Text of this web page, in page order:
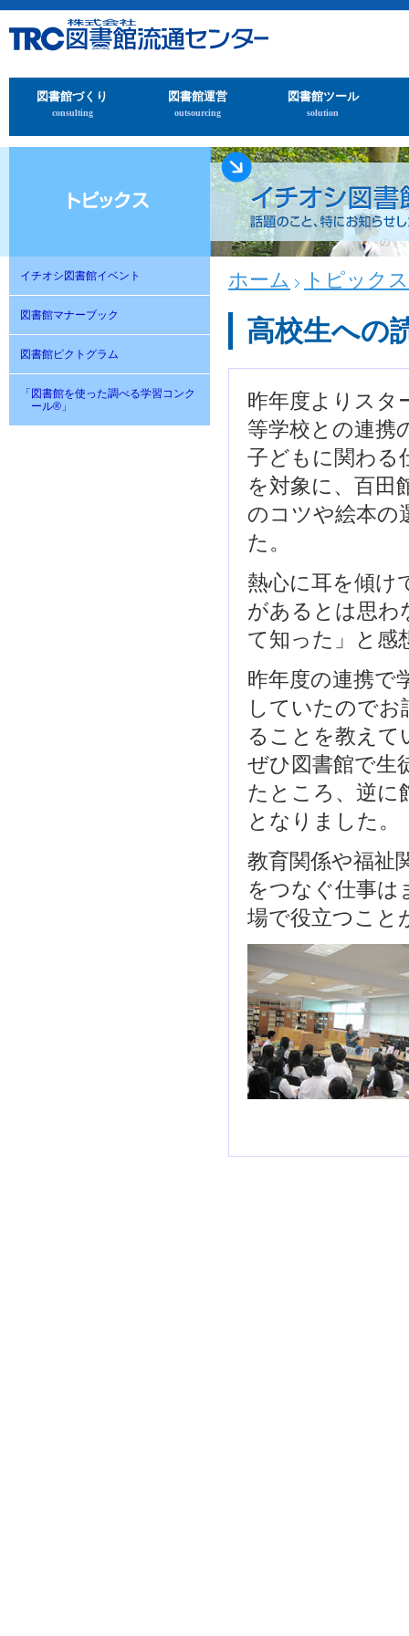
図書館づくり
consulting
図書館運営
outsourcing
図書館ツール
solution
イチオシ図書館イベント
図書館マナーブック
図書館ピクトグラム
「図書館を使った調べる学習コンク
ール®」
ホーム トピックス
高校生への
昨年度よりスタ
等学校との連携
子どもに関わる
を対象に、百田
のコツや絵本の
た。
熱心に耳を傾け
があるとは思わ
て知った」と感
昨年度の連携で
していたので
ることを教えて
ぜひ図書館で生
たところ、逆に
となりました。
教育関係や福祉
をつなぐ仕事は
場で役立つこと